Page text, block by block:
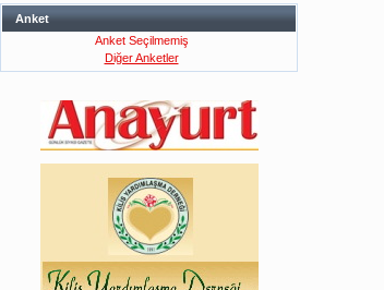
Anket
Anket Seçilmemiş
Diğer Anketler